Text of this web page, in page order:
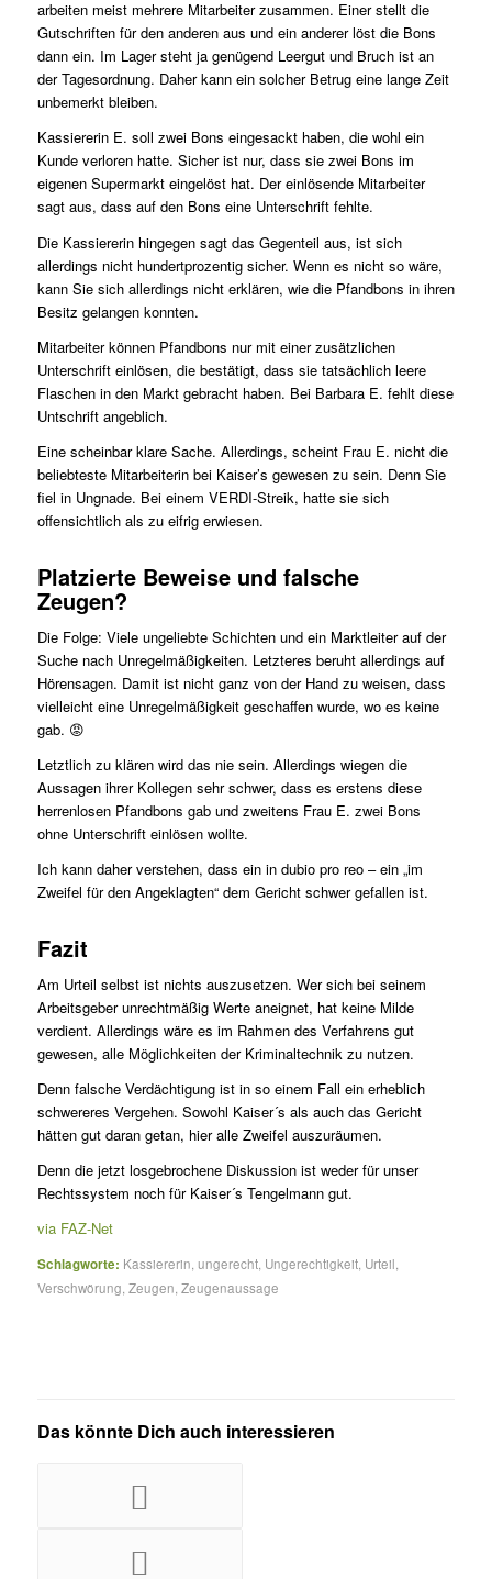
arbeiten meist mehrere Mitarbeiter zusammen. Einer stellt die
Gutschriften für den anderen aus und ein anderer löst die Bons
dann ein. Im Lager steht ja genügend Leergut und Bruch ist an
der Tagesordnung. Daher kann ein solcher Betrug eine lange Zeit
unbemerkt bleiben.
Kassiererin E. soll zwei Bons eingesackt haben, die wohl ein
Kunde verloren hatte. Sicher ist nur, dass sie zwei Bons im
eigenen Supermarkt eingelöst hat. Der einlösende Mitarbeiter
sagt aus, dass auf den Bons eine Unterschrift fehlte.
Die Kassiererin hingegen sagt das Gegenteil aus, ist sich
allerdings nicht hundertprozentig sicher. Wenn es nicht so wäre,
kann Sie sich allerdings nicht erklären, wie die Pfandbons in ihren
Besitz gelangen konnten.
Mitarbeiter können Pfandbons nur mit einer zusätzlichen
Unterschrift einlösen, die bestätigt, dass sie tatsächlich leere
Flaschen in den Markt gebracht haben. Bei Barbara E. fehlt diese
Untschrift angeblich.
Eine scheinbar klare Sache. Allerdings, scheint Frau E. nicht die
beliebteste Mitarbeiterin bei Kaiser’s gewesen zu sein. Denn Sie
fiel in Ungnade. Bei einem VERDI-Streik, hatte sie sich
offensichtlich als zu eifrig erwiesen.
Platzierte Beweise und falsche
Zeugen?
Die Folge: Viele ungeliebte Schichten und ein Marktleiter auf der
Suche nach Unregelmäßigkeiten. Letzteres beruht allerdings auf
Hörensagen. Damit ist nicht ganz von der Hand zu weisen, dass
vielleicht eine Unregelmäßigkeit geschaffen wurde, wo es keine
gab. 😡
Letztlich zu klären wird das nie sein. Allerdings wiegen die
Aussagen ihrer Kollegen sehr schwer, dass es erstens diese
herrenlosen Pfandbons gab und zweitens Frau E. zwei Bons
ohne Unterschrift einlösen wollte.
Ich kann daher verstehen, dass ein in dubio pro reo – ein „im
Zweifel für den Angeklagten“ dem Gericht schwer gefallen ist.
Fazit
Am Urteil selbst ist nichts auszusetzen. Wer sich bei seinem
Arbeitsgeber unrechtmäßig Werte aneignet, hat keine Milde
verdient. Allerdings wäre es im Rahmen des Verfahrens gut
gewesen, alle Möglichkeiten der Kriminaltechnik zu nutzen.
Denn falsche Verdächtigung ist in so einem Fall ein erheblich
schwereres Vergehen. Sowohl Kaiser´s als auch das Gericht
hätten gut daran getan, hier alle Zweifel auszuräumen.
Denn die jetzt losgebrochene Diskussion ist weder für unser
Rechtssystem noch für Kaiser´s Tengelmann gut.
via FAZ-Net
Schlagworte: Kassiererin ungerecht, Ungerechtigkeit, Urteil
Verschwörung Zeugen Zeugenaussage
Das könnte Dich auch interessieren